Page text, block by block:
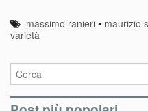
massimo ranieri • maurizio
varietà